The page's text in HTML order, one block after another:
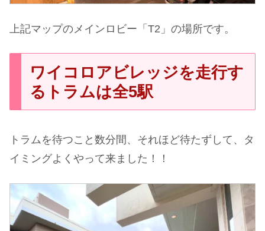
上記マップのメインロビー「T2」の場所です。
ワイコロアビレッジを走行す
るトラムは全5駅
トラムを待つこと数分間、それほど待たずして、タ
イミングよくやって来ました！！